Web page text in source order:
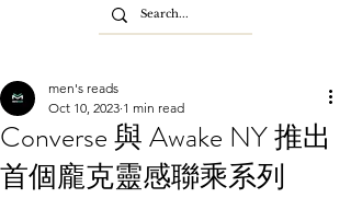
Converse 與 Awake NY 推出
首個龐克靈感聯乘系列
men's reads
Oct 10, 2023 1 min read